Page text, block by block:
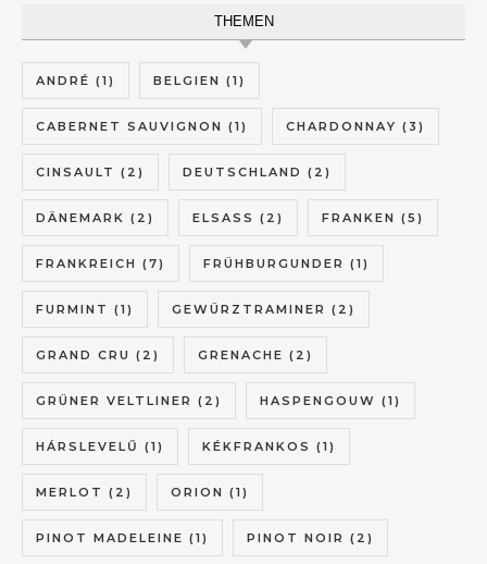
THEMEN
ANDRÉ (1) BELGIEN (1)
CABERNET SAUVIGNON (1) CHARDONNAY (3)
CINSAULT (2) DEUTSCHLAND (2)
DÄNEMARK (2) ELSASS (2) FRANKEN (5)
FRANKREICH (7) FRÜHBURGUNDER (1)
FURMINT (1) GEWÜRZTRAMINER (2)
GRAND CRU (2) GRENACHE (2)
GRÜNER VELTLINER (2) HASPENGOUW (1)
HÁRSLEVELŰ (1) KÉKFRANKOS (1)
MERLOT (2) ORION (1)
PINOT MADELEINE (1) PINOT NOIR (2)